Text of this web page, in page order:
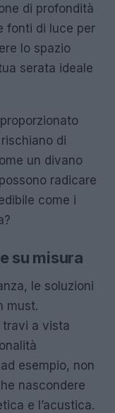
di profondità
fonti di luce per
lo spazio
serata ideale
di
un divano
radicare
come i
su misura
le soluzioni
must.
a vista
esempio, non
nascondere
e l’acustica.